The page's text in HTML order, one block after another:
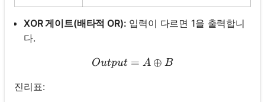
XOR 게이트(배타적 OR): 입력이 다르면 1을 출력합니
다.
Output = A \oplus B
Output = A ⊕ B
진리표: